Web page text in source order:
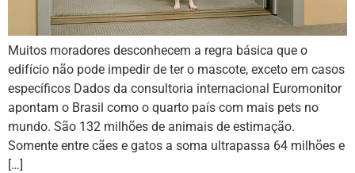
Muitos moradores desconhecem a regra básica que o
edifício não pode impedir de ter o mascote, exceto em casos
específicos Dados da consultoria internacional Euromonitor
apontam o Brasil como o quarto país com mais pets no
mundo. São 132 milhões de animais de estimação.
Somente entre cães e gatos a soma ultrapassa 64 milhões e
[…]